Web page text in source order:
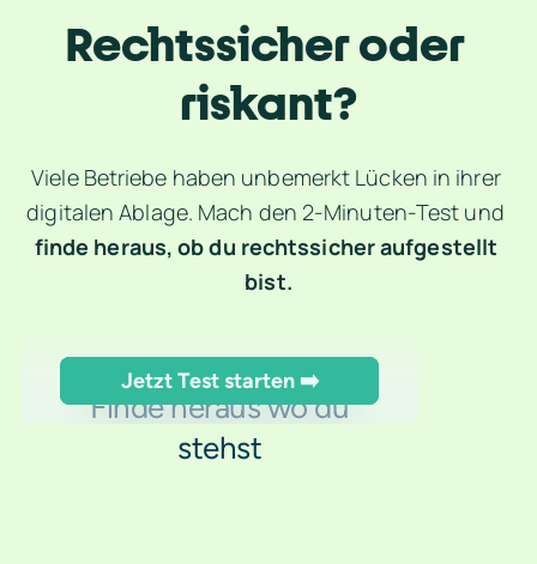
Rechtssicher oder
riskant?
Viele Betriebe haben unbemerkt Lücken in ihrer
finde heraus, ob du rechtssicher aufgestellt
bist.